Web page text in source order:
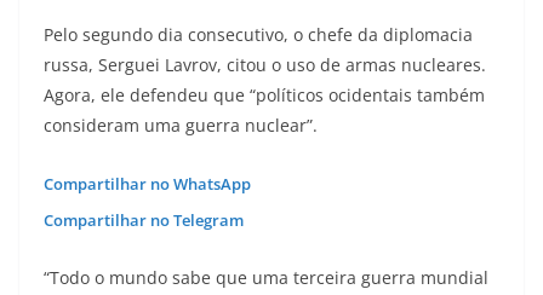
Pelo segundo dia consecutivo, o chefe da diplomacia
russa, Serguei Lavrov, citou o uso de armas nucleares.
Agora, ele defendeu que “políticos ocidentais também
consideram uma guerra nuclear”.
Compartilhar no WhatsApp
Compartilhar no Telegram
“Todo o mundo sabe que uma terceira guerra mundial